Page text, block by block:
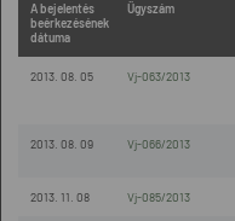
A bejelentés
beérkezésének
dátuma
Ügyszám
2013. 08. 05 Vj-063/2013
2013. 08. 09 Vj-066/2013
2013. 11. 08 Vj-085/2013